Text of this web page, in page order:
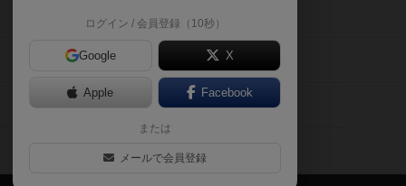
ログイン / 会員登録（10秒）
Google X
Apple Facebook
または
メールで会員登録
掲示板・トピックス
ボドとも・会員一覧
ボードゲーム業界コラム
ボドゲーマご利用案内